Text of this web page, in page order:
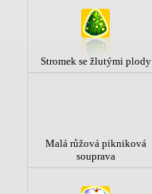
Stromek se žlutými plody
Malá růžová pikniková
souprava